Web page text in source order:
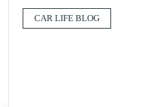
CAR LIFE BLOG